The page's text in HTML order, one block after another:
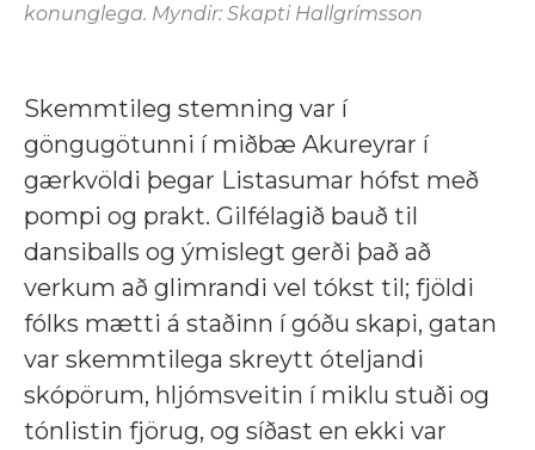
konunglega. Myndir: Skapti Hallgrímsson
Skemmtileg stemning var í
göngugötunni í miðbæ Akureyrar í
gærkvöldi þegar Listasumar hófst með
pompi og prakt. Gilfélagið bauð til
dansiballs og ýmislegt gerði það að
verkum að glimrandi vel tókst til; fjöldi
fólks mætti á staðinn í góðu skapi, gatan
var skemmtilega skreytt óteljandi
skópörum, hljómsveitin í miklu stuði og
tónlistin fjörug, og síðast en ekki var